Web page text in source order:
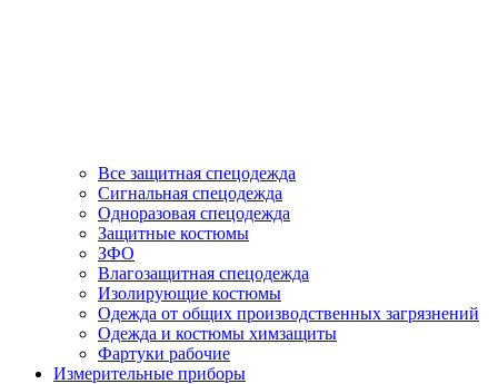
Все защитная спецодежда
Сигнальная спецодежда
Одноразовая спецодежда
Защитные костюмы
ЗФО
Влагозащитная спецодежда
Изолирующие костюмы
Одежда от общих производственных загрязнений
Одежда и костюмы химзащиты
Фартуки рабочие
Измерительные приборы